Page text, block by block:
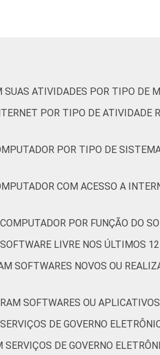
SUAS ATIVIDADES POR TIPO DE
POR TIPO DE
POR TIPO DE
COM ACESSO A
POR FUNÇÃO DO
LIVRE NOS ÚLTIMOS
SOFTWARES NOVOS OU
SOFTWARES OU
DE GOVERNO
DE GOVERNO